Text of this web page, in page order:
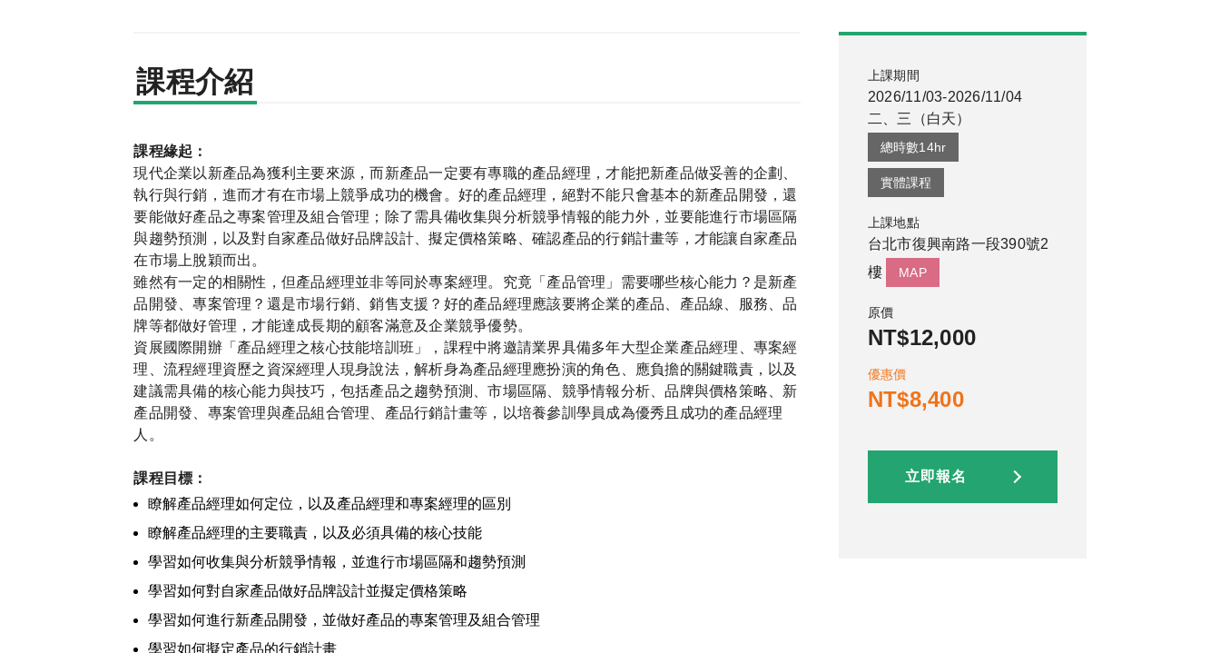
課程介紹
課程緣起：
現代企業以新產品為獲利主要來源，而新產品一定要有專職的產品經理，才能把新產品做妥善的企劃、
執行與行銷，進而才有在市場上競爭成功的機會。好的產品經理，絕對不能只會基本的新產品開發，還
要能做好產品之專案管理及組合管理；除了需具備收集與分析競爭情報的能力外，並要能進行市場區隔
與趨勢預測，以及對自家產品做好品牌設計、擬定價格策略、確認產品的行銷計畫等，才能讓自家產品
在市場上脫穎而出。
雖然有一定的相關性，但產品經理並非等同於專案經理。究竟「產品管理」需要哪些核心能力？是新產
品開發、專案管理？還是市場行銷、銷售支援？好的產品經理應該要將企業的產品、產品線、服務、品
牌等都做好管理，才能達成長期的顧客滿意及企業競爭優勢。
資展國際開辦「產品經理之核心技能培訓班」，課程中將邀請業界具備多年大型企業產品經理、專案經
理、流程經理資歷之資深經理人現身說法，解析身為產品經理應扮演的角色、應負擔的關鍵職責，以及
建議需具備的核心能力與技巧，包括產品之趨勢預測、市場區隔、競爭情報分析、品牌與價格策略、新
產品開發、專案管理與產品組合管理、產品行銷計畫等，以培養參訓學員成為優秀且成功的產品經理
人。
課程目標：
瞭解產品經理如何定位，以及產品經理和專案經理的區別
瞭解產品經理的主要職責，以及必須具備的核心技能
學習如何收集與分析競爭情報，並進行市場區隔和趨勢預測
學習如何對自家產品做好品牌設計並擬定價格策略
學習如何進行新產品開發，並做好產品的專案管理及組合管理
學習如何擬定產品的行銷計畫
上課期間
2026/11/03-2026/11/04
二、三 （白天）
總時數14hr
實體課程
上課地點
台北市復興南路一段390號2
樓
MAP
原價
NT$12,000
優惠價
NT$8,400
立即報名